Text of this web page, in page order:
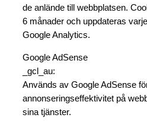
de anlände till webbplatsen.
6 månader och uppdateras
Google Analytics.
Google AdSense
_gcl_au:
Används av Google AdSense
annonseringseffektivitet på
sina tjänster.